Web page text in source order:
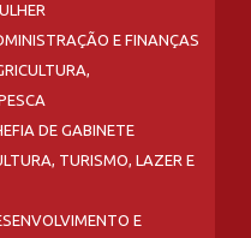
E FINANÇAS
DE GABINETE
TURISMO, LAZER E
E